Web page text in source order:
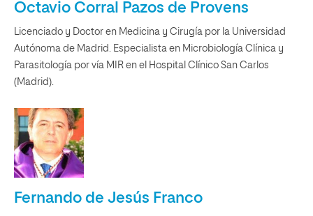
Octavio Corral Pazos de Provens
Licenciado y Doctor en Medicina y Cirugía por la Universidad
Autónoma de Madrid. Especialista en Microbiología Clínica y
Parasitología por vía MIR en el Hospital Clínico San Carlos
(Madrid).
Fernando de Jesús Franco